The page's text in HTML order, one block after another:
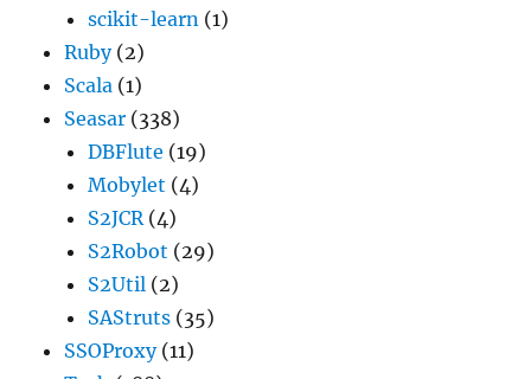
scikit-learn (1)
Ruby(2)
Scala (1)
Seasar (338)
DBFlute (19)
Mobylet (4)
S2JCR(4)
S2Robot (29)
S2Util (2)
SAStruts (35)
SSOProxy(11)